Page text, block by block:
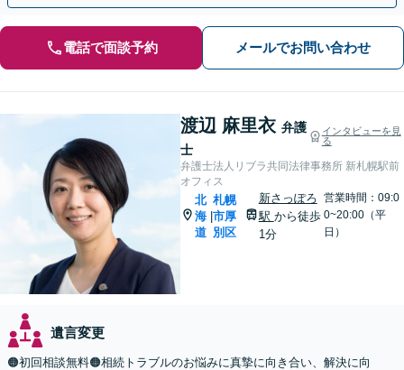
電話で面談予約 メールでお問い合わせ
渡辺 麻里衣 弁護
士
インタビューを見
る
弁護士法人リブラ共同法律事務所 新札幌駅前
オフィス
北
海
道
|
札幌
市厚
別区
新さっぽろ
駅 から徒歩
1分
営業時間：09:0
0~20:00（平
日）
遺言変更
🟠初回相談無料🟠相続トラブルのお悩みに真摯に向き合い、解決に向